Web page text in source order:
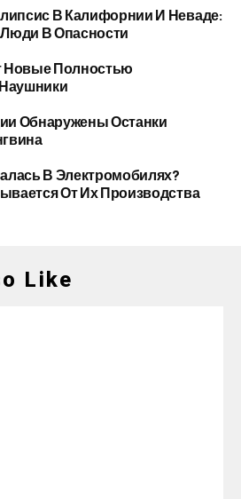
В Калифорнии И Неваде:
В Опасности
Новые Полностью
Обнаружены Останки
В Электромобилях?
От Их Производства
Like